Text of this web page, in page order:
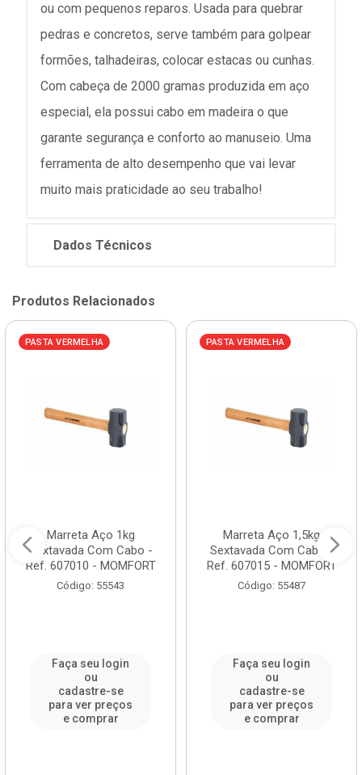
ou com pequenos reparos. Usada para quebrar
pedras e concretos, serve também para golpear
formões, talhadeiras, colocar estacas ou cunhas.
Com cabeça de 2000 gramas produzida em aço
especial, ela possui cabo em madeira o que
garante segurança e conforto ao manuseio. Uma
ferramenta de alto desempenho que vai levar
muito mais praticidade ao seu trabalho!
Dados Técnicos
Produtos Relacionados
PASTA VERMELHA
Marreta Aço 1kg
Sextavada Com Cabo -
Ref. 607010 - MOMFORT
Código: 55543
Faça seu login
ou
cadastre-se
para ver preços
e comprar
PASTA VERMELHA
Marreta Aço 1,5kg
Sextavada Com Cabo -
Ref. 607015 - MOMFORT
Código: 55487
Faça seu login
ou
cadastre-se
para ver preços
e comprar